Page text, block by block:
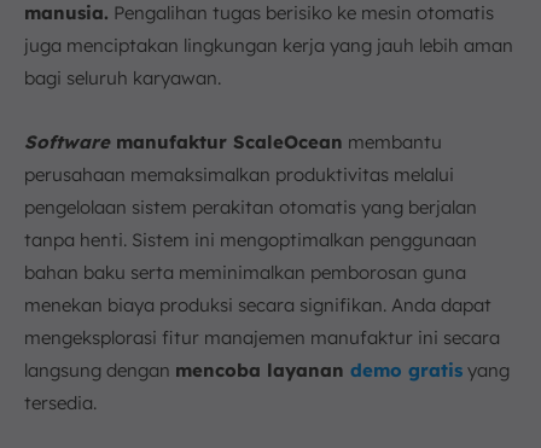
manusia. Pengalihan tugas berisiko ke mesin otomatis
juga menciptakan lingkungan kerja yang jauh lebih aman
bagi seluruh karyawan.
Softwaremanufaktur ScaleOcean membantu
perusahaan memaksimalkan produktivitas melalui
pengelolaan sistem perakitan otomatis yang berjalan
tanpa henti. Sistem ini mengoptimalkan penggunaan
bahan baku serta meminimalkan pemborosan guna
menekan biaya produksi secara signifikan. Anda dapat
mengeksplorasi fitur manajemen manufaktur ini secara
langsung dengan mencoba layanan demo gratis yang
tersedia.